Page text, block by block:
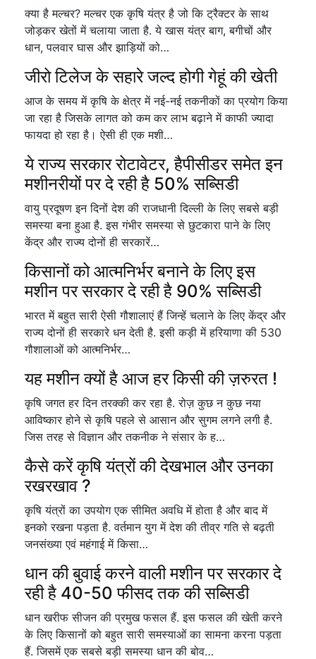
क्या है मल्चर? मल्चर एक कृषि यंत्र है जो कि ट्रैक्टर के साथ
जोड़कर खेतों में चलाया जाता है. ये खास यंत्र बाग, बगीचों और
धान, पलवार घास और झाड़ियों को…
जीरो टिलेज के सहारे जल्द होगी गेहूं की खेती
आज के समय में कृषि के क्षेत्र में नई-नई तकनीकों का प्रयोग किया
जा रहा है जिसके लागत को कम कर लाभ बढ़ाने में काफी ज्यादा
फायदा हो रहा है। ऐसी ही एक मशी…
ये राज्य सरकार रोटावेटर, हैपीसीडर समेत इन
मशीनरीयों पर दे रही है 50% सब्सिडी
वायु प्रदूषण इन दिनों देश की राजधानी दिल्ली के लिए सबसे बड़ी
समस्या बना हुआ है. इस गंभीर समस्या से छुटकारा पाने के लिए
केंद्र और राज्य दोनों ही सरकारें…
किसानों को आत्मनिर्भर बनाने के लिए इस
मशीन पर सरकार दे रही है 90% सब्सिडी
भारत में बहुत सारी ऐसी गौशालाएं हैं जिन्हें चलाने के लिए केंद्र और
राज्य दोनों ही सरकारे धन देती है. इसी कड़ी में हरियाणा की 530
गौशालाओं को आत्मनिर्भर…
यह मशीन क्यों है आज हर किसी की ज़रुरत !
कृषि जगत हर दिन तरक्की कर रहा है. रोज़ कुछ न कुछ नया
आविष्कार होने से कृषि पहले से आसान और सुगम लगने लगी है.
जिस तरह से विज्ञान और तकनीक ने संसार के ह…
कैसे करें कृषि यंत्रों की देखभाल और उनका
रखरखाव ?
कृषि यंत्रों का उपयोग एक सीमित अवधि में होता है और बाद में
इनको रखना पड़ता है. वर्तमान युग में देश की तीव्र गति से बढ़ती
जनसंख्या एवं महंगाई में किसा…
धान की बुवाई करने वाली मशीन पर सरकार दे
रही है 40-50 फीसद तक की सब्सिडी
धान खरीफ सीजन की प्रमुख फसल हैं. इस फसल की खेती करने
के लिए किसानों को बहुत सारी समस्याओं का सामना करना पड़ता
हैं. जिसमें एक सबसे बड़ी समस्या धान की बोव…